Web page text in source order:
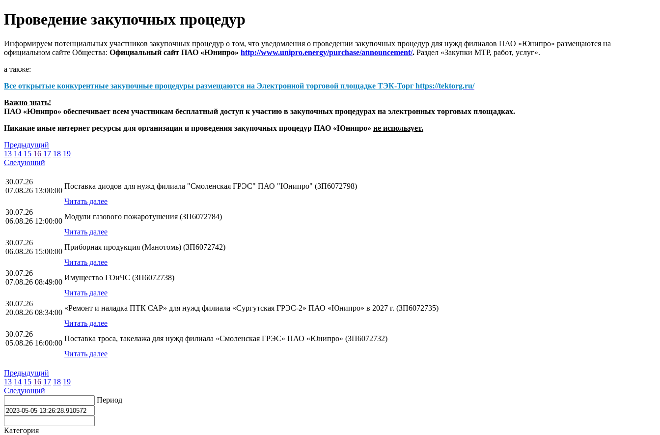
Проведение закупочных процедур
Информируем потенциальных участников закупочных процедур о том, что уведомления о проведении закупочных процедур для нужд филиалов ПАО «Юнипро» размещаются на
официальном сайте Общества: Официальный сайт ПАО «Юнипро» http://www.unipro.energy/purchase/announcement/. Раздел «Закупки МТР, работ, услуг».
а также:
Все открытые конкурентные закупочные процедуры размещаются на Электронной торговой площадке ТЭК-Торг https://tektorg.ru/
Важно знать!
ПАО «Юнипро» обеспечивает всем участникам бесплатный доступ к участию в закупочных процедурах на электронных торговых площадках.
Никакие иные интернет ресурсы для организации и проведения закупочных процедур ПАО «Юнипро» не использует.
Предыдущий
13 14 15 16 17 18 19
Следующий
30.07.26
07.08.26 13:00:00
Поставка диодов для нужд филиала "Смоленская ГРЭС" ПАО "Юнипро" (ЗП6072798)
Читать далее
30.07.26
06.08.26 12:00:00
Модули газового пожаротушения (ЗП6072784)
Читать далее
30.07.26
06.08.26 15:00:00
Приборная продукция (Манотомь) (ЗП6072742)
Читать далее
30.07.26
07.08.26 08:49:00
Имущество ГОиЧС (ЗП6072738)
Читать далее
30.07.26
20.08.26 08:34:00
«Ремонт и наладка ПТК САР» для нужд филиала «Сургутская ГРЭС-2» ПАО «Юнипро» в 2027 г. (ЗП6072735)
Читать далее
30.07.26
05.08.26 16:00:00
Поставка троса, такелажа для нужд филиала «Смоленская ГРЭС» ПАО «Юнипро» (ЗП6072732)
Читать далее
Предыдущий
13 14 15 16 17 18 19
Следующий
Период
Категория